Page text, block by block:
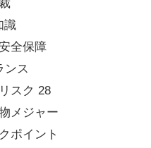
識
全保障
ンス
スク 28
メジャー
ポイント